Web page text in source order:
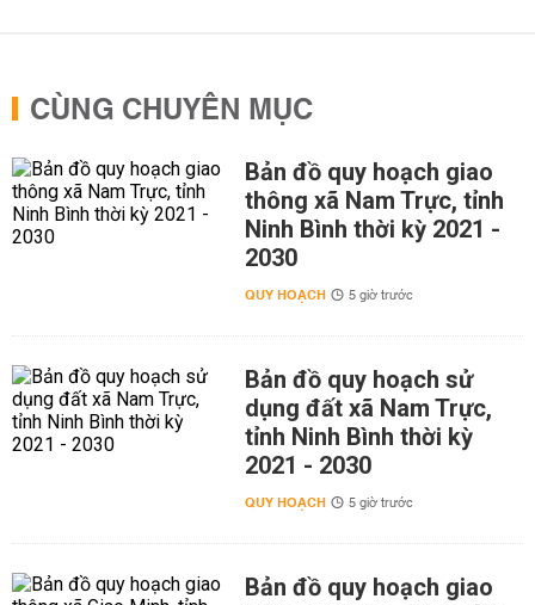
CÙNG CHUYÊN MỤC
Bản đồ quy hoạch giao
thông xã Nam Trực, tỉnh
Ninh Bình thời kỳ 2021 -
2030
QUY HOẠCH 5 giờ trước
Bản đồ quy hoạch sử
dụng đất xã Nam Trực,
tỉnh Ninh Bình thời kỳ
2021 - 2030
QUY HOẠCH 5 giờ trước
Bản đồ quy hoạch giao